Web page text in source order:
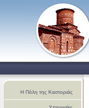
Η Πόλη της Καστοριάς